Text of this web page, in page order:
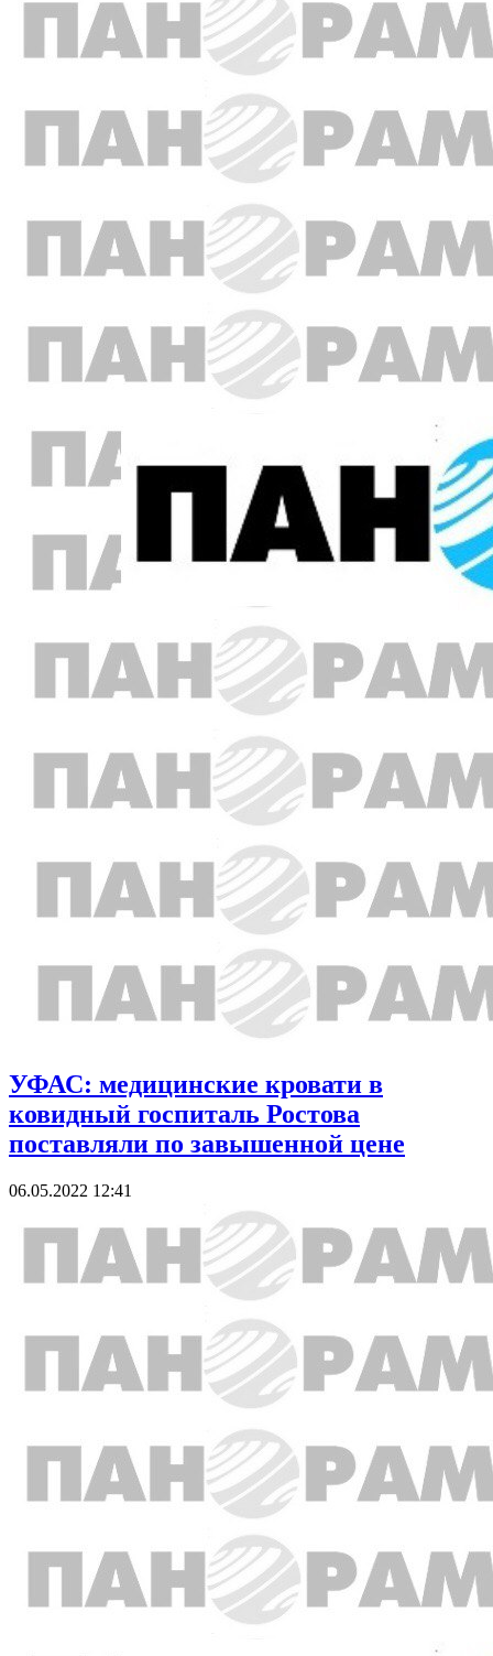
УФАС: медицинские кровати в
ковидный госпиталь Ростова
поставляли по завышенной цене
06.05.2022 12:41